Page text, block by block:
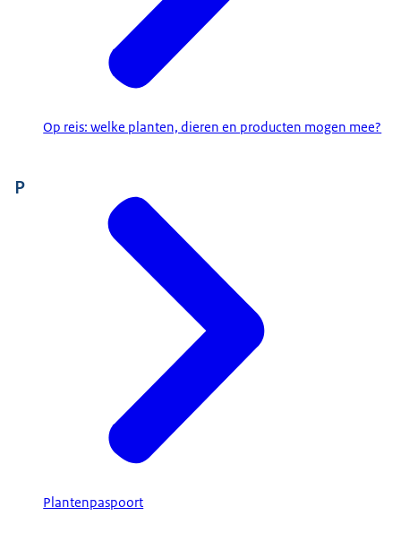
Op reis: welke planten, dieren en producten mogen mee?
P
Plantenpaspoort